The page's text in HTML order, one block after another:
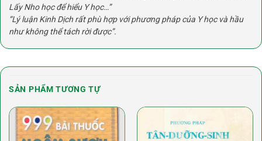
Lấy Nho học để hiểu Y học…”
“Lý luận Kinh Dịch rất phù hợp với phương pháp của Y học và hầu
như không thể tách rời được”.
SẢN PHẨM TƯƠNG TỰ